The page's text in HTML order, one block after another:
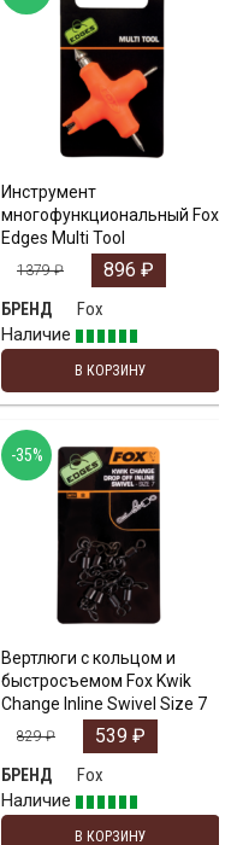
Инструмент
многофункциональный Fox
Edges Multi Tool
1379₽ 896 ₽
БРЕНД
Fox
Наличие
В КОРЗИНУ
Вертлюги с кольцом и
быстросъемом Fox Kwik
Change Inline Swivel Size 7
829₽ 539 ₽
БРЕНД
Fox
Наличие
В КОРЗИНУ
-35%